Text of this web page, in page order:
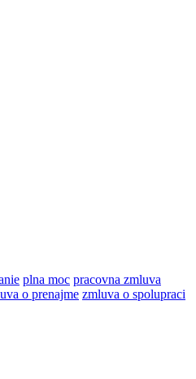
plna moc pracovna zmluva
o prenajme zmluva o spolupraci